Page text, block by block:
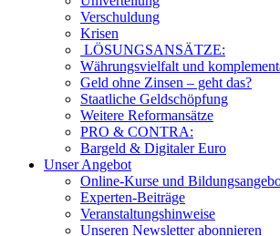
Verschuldung
Krisen
LÖSUNGSANSÄTZE:
Währungsvielfalt und
Geld ohne Zinsen – geht das?
Staatliche Geldschöpfung
Weitere Reformansätze
PRO & CONTRA:
Bargeld & Digitaler Euro
Unser Angebot
Online-Kurse und
Experten-Beiträge
Veranstaltungshinweise
Unseren Newsletter abonnieren